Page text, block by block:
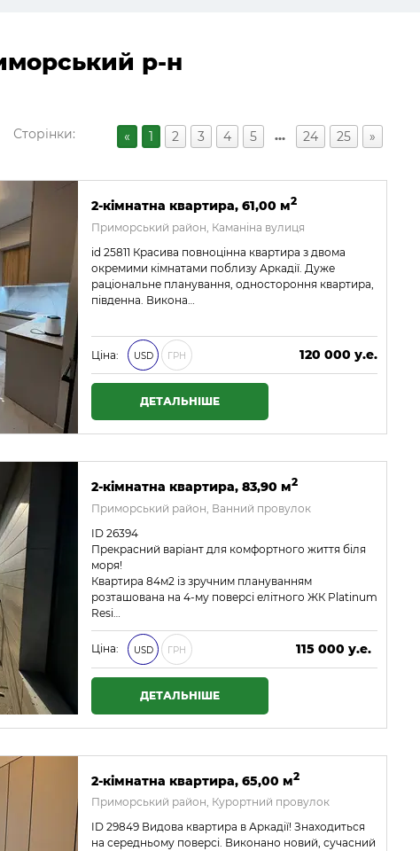
р-н
Сторінки: « 1 2 3 4 5 … 24 25 »
2-кімнатна квартира, 61,00 м2
Приморський район, Каманіна вулиця
id 25811 Красива повноцінна квартира з двома
окремими кімнатами поблизу Аркадії. Дуже
раціональне планування, одностороння квартира,
південна. Викона…
Ціна: USD ГРН
120 000 у.е.
5 160 000 ₴
ДЕТАЛЬНІШЕ
2-кімнатна квартира, 83,90 м2
Приморський район, Ванний провулок
ID 26394
Прекрасний варіант для комфортного життя біля
моря!
Квартира 84м2 із зручним плануванням
розташована на 4-му поверсі елітного ЖК Platinum
Resi…
Ціна: USD ГРН
115 000 у.е.
4 945 000 ₴
ДЕТАЛЬНІШЕ
2-кімнатна квартира, 65,00 м2
Приморський район, Курортний провулок
ID 29849 Видова квартира в Аркадії! Знаходиться
на середньому поверсі. Виконано новий, сучасний